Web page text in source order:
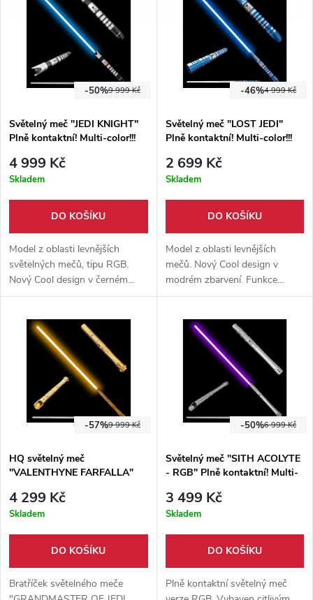
9 999 Kč
-50%
Světelný meč "JEDI KNIGHT"
Plně kontaktní! Multi-color!!!
4 999 Kč
Skladem
DO KOŠÍKU
Model z oblasti levnějších
světelných mečů, tipu RGB.
Nový Cool design v černém
zbarvení. Funkce změny barev,
senzor a mnoho dalších.
4 999 Kč
-46%
Světelný meč "LOST JEDI"
Plně kontaktní! Multi-color!!!
2 699 Kč
Skladem
DO KOŠÍKU
Model z oblasti levnějších
mečů. Nový Cool design v
modrém zbarvení. Funkce
změny barev, pohybový senzor,
dalších.
9 999 Kč
-57%
HQ světelný meč
"VALENTHYNE FARFALLA"
4 299 Kč
Skladem
DO KOŠÍKU
Bratříček světelného meče
6 999 Kč
-50%
Světelný meč "SITH ACOLYTE
- RGB" Plně kontaktní! Multi-
3 499 Kč
Skladem
DO KOŠÍKU
Plně kontaktní světelný meč